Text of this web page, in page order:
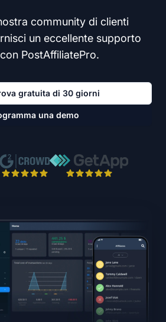
community di clienti
un eccellente supporto
PostAffiliatePro.
gratuita di 30 giorni
una demo